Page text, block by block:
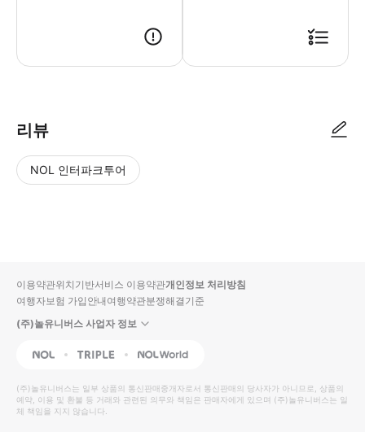
리뷰
NOL 인터파크투어
입니
다.
높
은
순
동
영
상
순
상
이용약관위치기반서비스 이용약관개인정보 처리방침
여행자보험 가입안내여행약관분쟁해결기준
(주)놀유니버스 사업자 정보
NOL Triple Interpark Global
(주)놀유니버스는 일부 상품의 통신판매중개자로서 통신판매의 당사자가 아니므로, 상품의
예약, 이용 및 환불 등 거래와 관련된 의무와 책임은 판매자에게 있으며 (주)놀유니버스는 일
체 책임을 지지 않습니다.